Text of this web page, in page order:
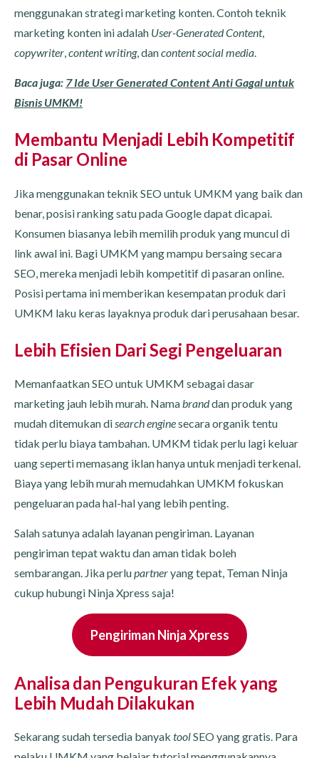
menggunakan strategi marketing konten. Contoh teknik
marketing konten ini adalah User-Generated Content,
copywriter,content writing, dancontent social media.
Baca juga: 7 Ide User Generated Content Anti Gagal untuk
Bisnis UMKM!
Membantu Menjadi Lebih Kompetitif
di Pasar Online
Jika menggunakan teknik SEO untuk UMKM yang baik dan
benar, posisi ranking satu pada Google dapat dicapai.
Konsumen biasanya lebih memilih produk yang muncul di
link awal ini. Bagi UMKM yang mampu bersaing secara
SEO, mereka menjadi lebih kompetitif di pasaran online.
Posisi pertama ini memberikan kesempatan produk dari
UMKM laku keras layaknya produk dari perusahaan besar.
Lebih Efisien Dari Segi Pengeluaran
Memanfaatkan SEO untuk UMKM sebagai dasar
marketing jauh lebih murah. Nama branddan produk yang
mudah ditemukan di search enginesecara organik tentu
tidak perlu biaya tambahan. UMKM tidak perlu lagi keluar
uang seperti memasang iklan hanya untuk menjadi terkenal.
Biaya yang lebih murah memudahkan UMKM fokuskan
pengeluaran pada hal-hal yang lebih penting.
Salah satunya adalah layanan pengiriman. Layanan
pengiriman tepat waktu dan aman tidak boleh
sembarangan. Jika perlupartneryang tepat, Teman Ninja
cukup hubungi Ninja Xpress saja!
Pengiriman Ninja Xpress
Analisa dan Pengukuran Efek yang
Lebih Mudah Dilakukan
Sekarang sudah tersedia banyak toolSEO yang gratis. Para